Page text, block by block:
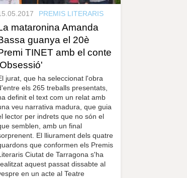
PREMIS LITERARIS
mataronina Amanda
guanya el 20è
TINET amb el conte
jurat, que ha seleccionat l'obra
els 265 treballs presentats,
definit el text com un relat amb
veu narrativa madura, que guia
lector per indrets que no són el
semblen, amb un final
El lliurament dels quatre
que conformen els Premis
Ciutat de Tarragona s'ha
aquest passat dissabte al
en un acte al Teatre